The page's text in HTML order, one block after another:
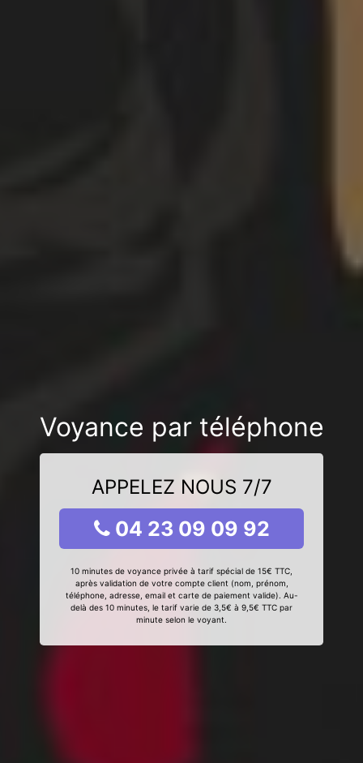
Voyance par téléphone
APPELEZ NOUS 7/7
04 23 09 09 92
10 minutes de voyance privée à tarif spécial de 15€ TTC,
après validation de votre compte client (nom, prénom,
téléphone, adresse, email et carte de paiement valide). Au-
delà des 10 minutes, le tarif varie de 3,5€ à 9,5€ TTC par
minute selon le voyant.